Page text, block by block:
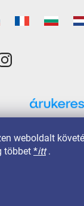
weboldalt
többet *itt.